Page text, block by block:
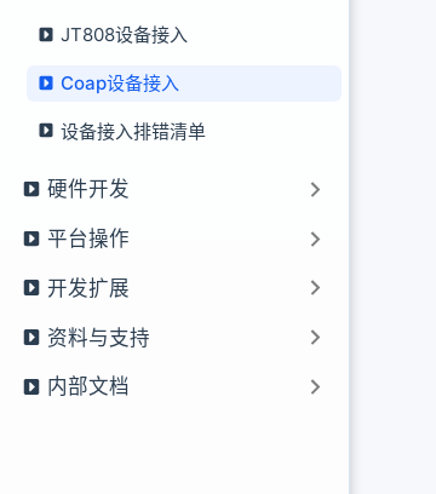
JT808设备接入
Coap设备接入
设备接入排错清单
硬件开发
平台操作
开发扩展
资料与支持
内部文档